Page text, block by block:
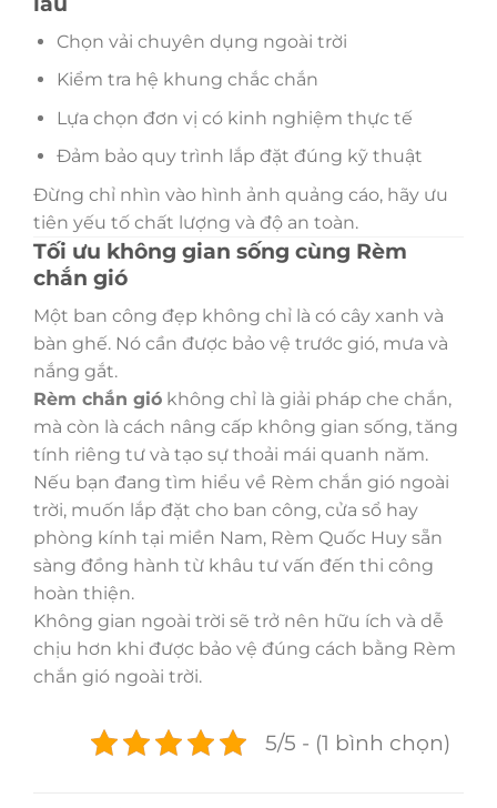
Chọn vải chuyên dụng ngoài trời
Kiểm tra hệ khung chắc chắn
Lựa chọn đơn vị có kinh nghiệm thực tế
Đảm bảo quy trình lắp đặt đúng kỹ thuật
Đừng chỉ nhìn vào hình ảnh quảng cáo, hãy ưu
tiên yếu tố chất lượng và độ an toàn.
Tối ưu không gian sống cùng Rèm
chắn gió
Một ban công đẹp không chỉ là có cây xanh và
bàn ghế. Nó cần được bảo vệ trước gió, mưa và
nắng gắt.
Rèm chắn gió không chỉ là giải pháp che chắn,
mà còn là cách nâng cấp không gian sống, tăng
tính riêng tư và tạo sự thoải mái quanh năm.
Nếu bạn đang tìm hiểu về Rèm chắn gió ngoài
trời, muốn lắp đặt cho ban công, cửa sổ hay
phòng kính tại miền Nam, Rèm Quốc Huy sẵn
sàng đồng hành từ khâu tư vấn đến thi công
hoàn thiện.
Không gian ngoài trời sẽ trở nên hữu ích và dễ
chịu hơn khi được bảo vệ đúng cách bằng Rèm
chắn gió ngoài trời.
5/5 - (1 bình chọn)